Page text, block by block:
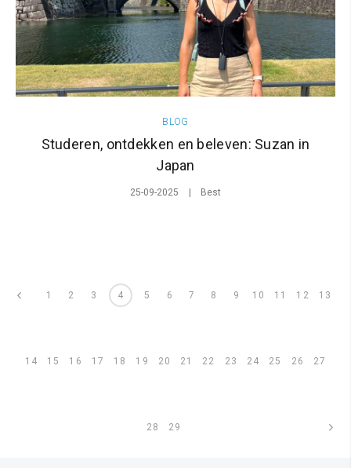
BLOG
Studeren, ontdekken en beleven: Suzan in
Japan
25-09-2025 Best
1 2 3 4 5 6 7 8 9 10 11 12 13
14 15 16 17 18 19 20 21 22 23 24 25 26 27
28 29